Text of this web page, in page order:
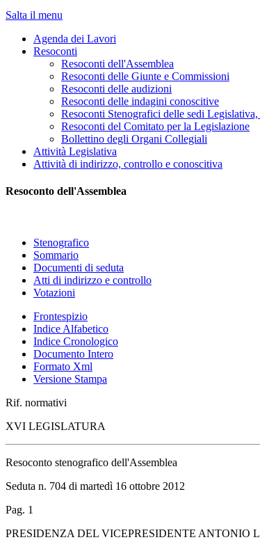
Salta il menu
Agenda dei Lavori
Resoconti
Resoconti dell'Assemblea
Resoconti delle Giunte e Commissioni
Resoconti delle audizioni
Resoconti delle indagini conoscitive
Resoconti Stenografici delle sedi
Resoconti del Comitato per la Legislazione
Bollettino degli Organi Collegiali
Attività Legislativa
Attività di indirizzo, controllo e conoscitiva
Resoconto dell'Assemblea
Stenografico
Sommario
Documenti di seduta
Atti di indirizzo e controllo
Votazioni
Frontespizio
Indice Alfabetico
Indice Cronologico
Documento Intero
Formato Xml
Versione Stampa
Rif. normativi
XVI LEGISLATURA
Resoconto stenografico dell'Assemblea
Seduta n. 704 di martedì 16 ottobre 2012
Pag. 1
PRESIDENZA DEL VICEPRESIDENTE ANTONIO